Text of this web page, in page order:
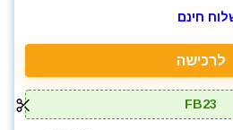
חינם
לרכישה
FB23